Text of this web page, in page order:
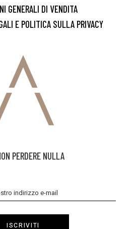
GENERALI DI VENDITA
E POLITICA SULLA PRIVACY
PERDERE NULLA
ISCRIVITI